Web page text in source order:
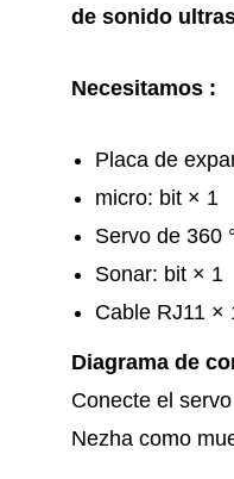
de sonido
Necesitamos :
Placa de
micro: bit × 1
Servo de 360
Sonar: bit × 1
Cable RJ11 ×
Diagrama de
Conecte el
Nezha como